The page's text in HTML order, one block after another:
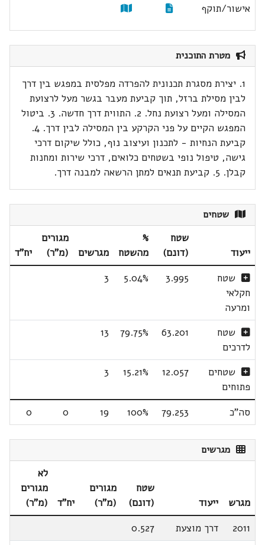
אישור/תוקף
מטרת התוכנית
1. יצירת מסגרת תכנונית להפרדה מפלסית במפגש בין דרך
לבין מסילת ברזל, תוך קביעת מעבר בגשר מעל לרצועת
המסילה ומעל רצועת נחל. 2. התווית דרך חדשה. 3. ביטול
המפגש הקיים על פני הקרקע בין המסילה לבין דרך. 4.
קביעת הנחיות - לתכנון ועיצוב נוף, כולל שיקום דרכי
גישה, טיפול נופי בשטחים כלואים, דרכי שירות ומחנות
קבלן. 5. קביעת תנאים למתן הרשאה למבנה דרך.
שטחים
ייעוד
שטח
(דונם)
%
מהשטח
מגרשים
מגורים
(מ"ר)
יח"ד
שטח
חקלאי
ומרעה
3.995
5.04%
3
שטח
לדרכים
63.201
79.75%
13
שטחים
פתוחים
12.057
15.21%
3
סה"כ 79.253
100%
19
0
0
מגרשים
מגרש ייעוד
שטח
(דונם)
מגורים
(מ"ר)
יח"ד
לא
מגורים
(מ"ר)
2011
דרך מוצעת 0.527